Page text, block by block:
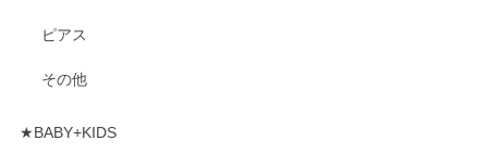
ピアス
その他
★BABY+KIDS